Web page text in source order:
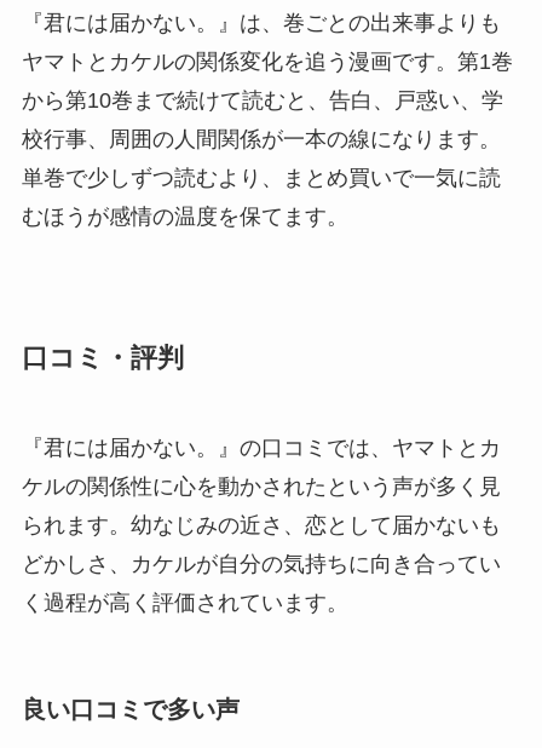
『君には届かない。』は、巻ごとの出来事よりも
ヤマトとカケルの関係変化を追う漫画です。第1巻
から第10巻まで続けて読むと、告白、戸惑い、学
校行事、周囲の人間関係が一本の線になります。
単巻で少しずつ読むより、まとめ買いで一気に読
むほうが感情の温度を保てます。
口コミ・評判
『君には届かない。』の口コミでは、ヤマトとカ
ケルの関係性に心を動かされたという声が多く見
られます。幼なじみの近さ、恋として届かないも
どかしさ、カケルが自分の気持ちに向き合ってい
く過程が高く評価されています。
良い口コミで多い声